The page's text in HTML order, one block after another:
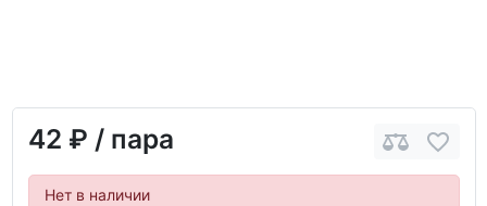
42 ₽ / пара
Нет в наличии